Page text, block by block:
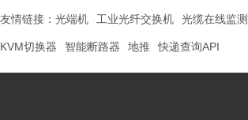
友情链接： 光端机 工业光纤交换机 光缆在线监
KVM切换器 智能断路器 地推 快递查询API